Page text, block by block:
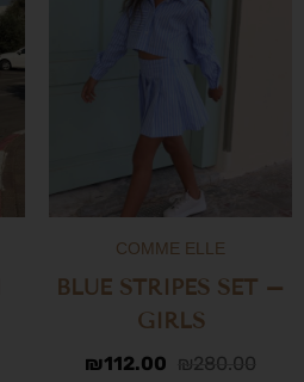
COMME ELLE
BLUE STRIPES SET –
GIRLS
₪280.00
₪112.00